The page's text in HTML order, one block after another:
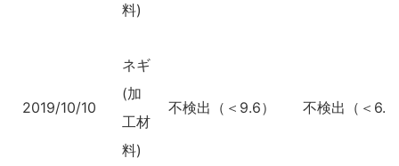
料)
2019/10/10
ネギ
(加
工材
料)
不検出（＜9.6） 不検出（＜6.8